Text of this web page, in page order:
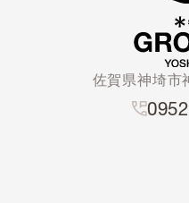
佐賀県神埼市